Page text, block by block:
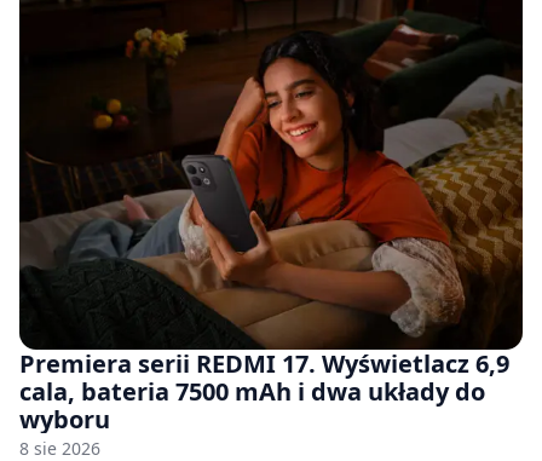
Premiera serii REDMI 17. Wyświetlacz 6,9
cala, bateria 7500 mAh i dwa układy do
wyboru
8 sie 2026